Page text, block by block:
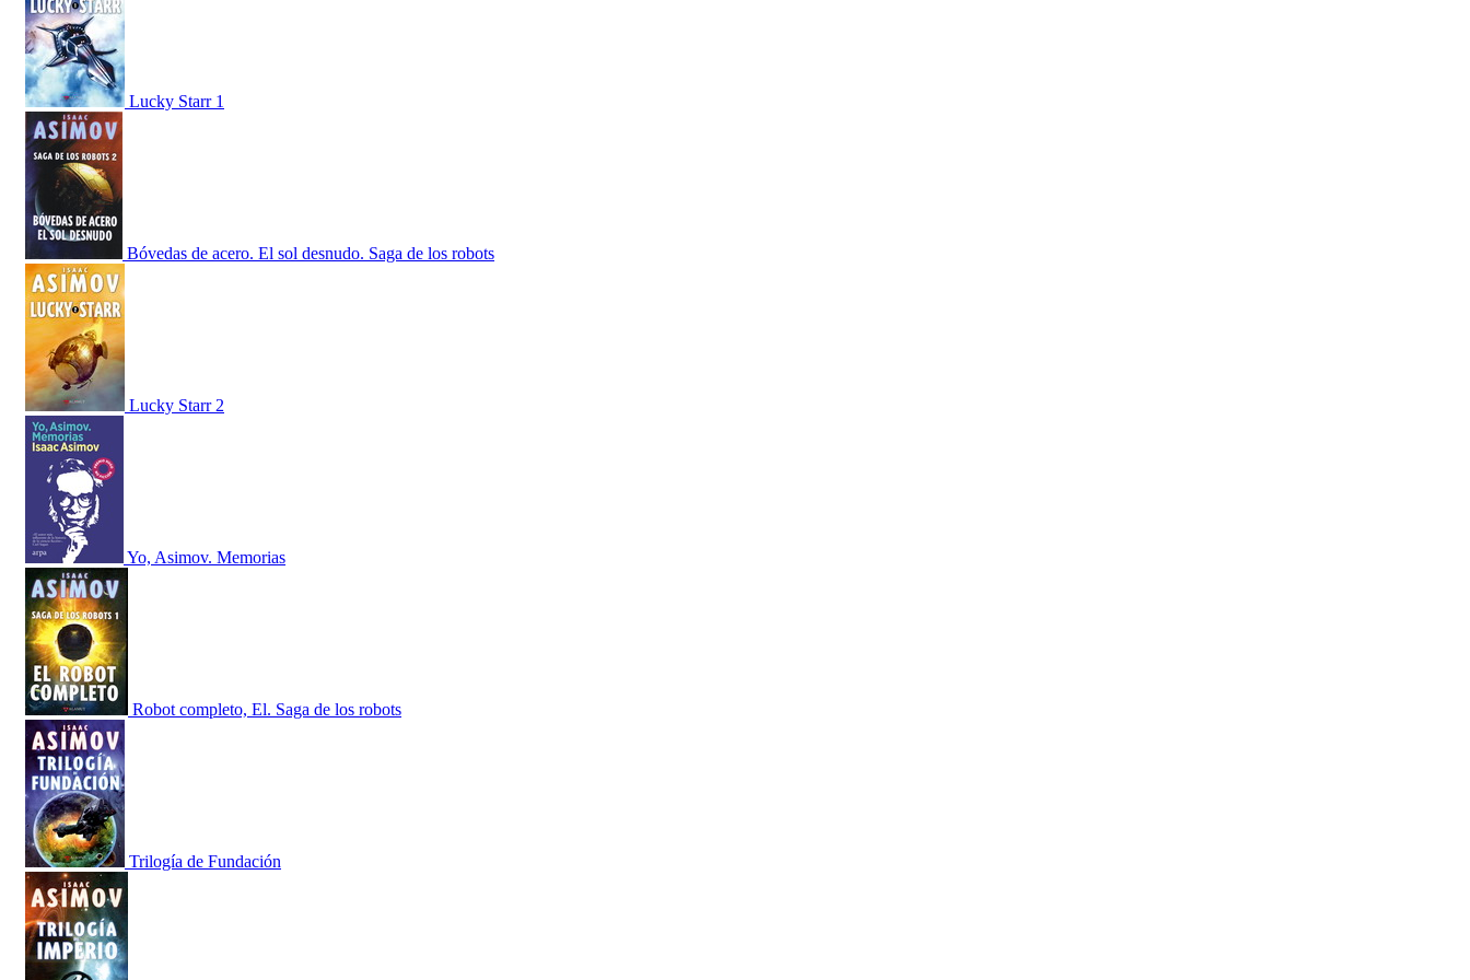
Lucky Starr 1
Bóvedas de acero. El sol desnudo. Saga de los robots
Lucky Starr 2
Yo, Asimov. Memorias
Robot completo, El. Saga de los robots
Trilogía de Fundación